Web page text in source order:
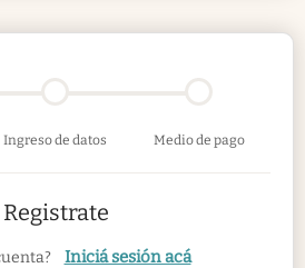
Ingreso de datos Medio de pago
Registrate
Iniciá sesión acá